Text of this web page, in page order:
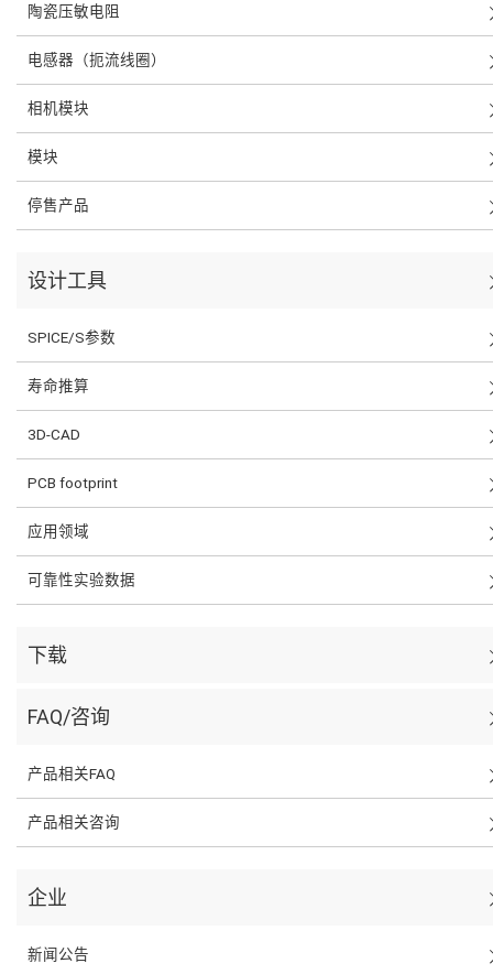
陶瓷压敏电阻
电感器（扼流线圈）
相机模块
模块
停售产品
设计工具
SPICE/S参数
寿命推算
3D-CAD
PCB footprint
应用领域
可靠性实验数据
下载
FAQ/咨询
产品相关FAQ
产品相关咨询
企业
新闻公告